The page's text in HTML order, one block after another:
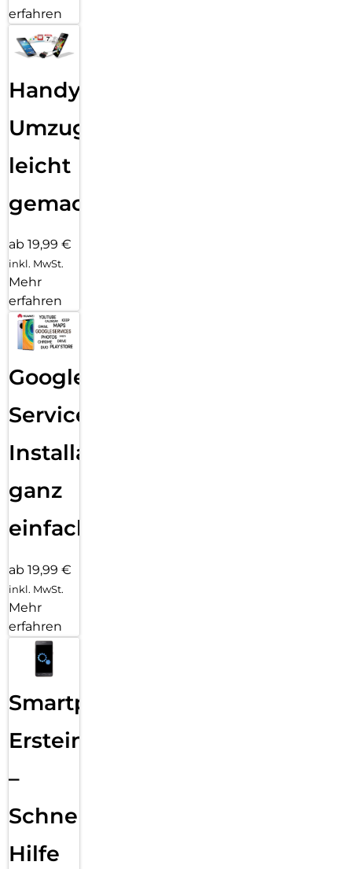
erfahren
Handy
Umzug
leicht
gemacht!
ab 19,99 €
inkl. MwSt.
Mehr
erfahren
Google
Services
Installation
ganz
einfach
ab 19,99 €
inkl. MwSt.
Mehr
erfahren
Smartphone
Ersteinrichtung
–
Schnelle
Hilfe